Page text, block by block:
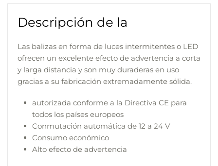
Descripción de la
Las balizas en forma de luces intermitentes o LED
ofrecen un excelente efecto de advertencia a corta
y larga distancia y son muy duraderas en uso
gracias a su fabricación extremadamente sólida.
autorizada conforme a la Directiva CE para
todos los países europeos
Conmutación automática de 12 a 24 V
Consumo económico
Alto efecto de advertencia